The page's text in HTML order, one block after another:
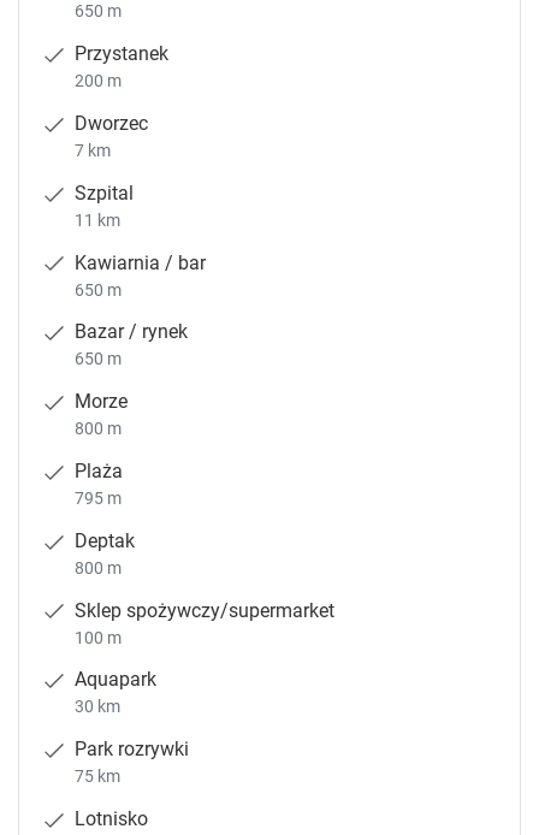
650 m
Przystanek
200 m
Dworzec
7 km
Szpital
11 km
Kawiarnia / bar
650 m
Bazar / rynek
650 m
Morze
800 m
Plaża
795 m
Deptak
800 m
Sklep spożywczy/supermarket
100 m
Aquapark
30 km
Park rozrywki
75 km
Lotnisko